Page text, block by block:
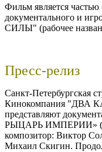
Фильм является
документального и
СИЛЫ" (рабочее
Пресс-релиз
Санкт-Петербургская
Кинокомпания "ДВА
представляют
РЫЦАРЬ ИМПЕРИИ»
композитор: Виктор
Михаил Скигин.